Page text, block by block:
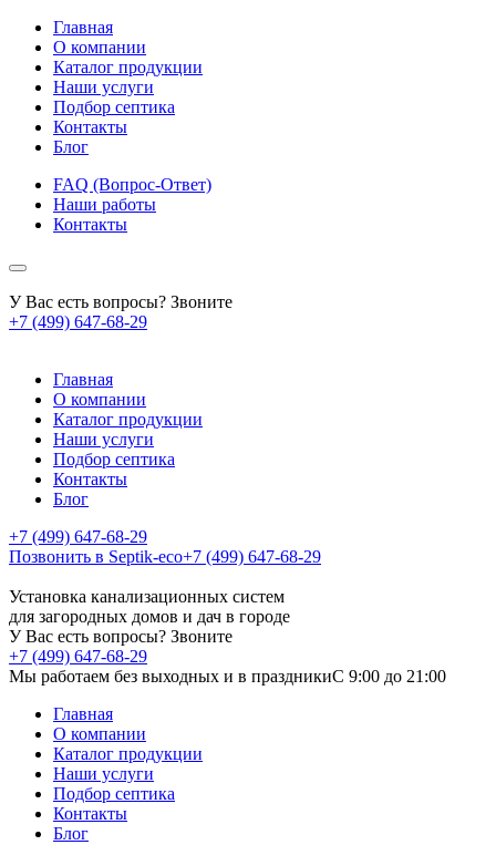
Главная
О компании
Каталог продукции
Наши услуги
Подбор септика
Контакты
Блог
FAQ (Вопрос-Ответ)
Наши работы
Контакты
У Вас есть вопросы? Звоните
+7 (499) 647-68-29
Главная
О компании
Каталог продукции
Наши услуги
Подбор септика
Контакты
Блог
+7 (499) 647-68-29
Позвонить в Septik-eco+7 (499) 647-68-29
Установка канализационных систем
для загородных домов и дач в городе
У Вас есть вопросы? Звоните
+7 (499) 647-68-29
Мы работаем без выходных и в праздникиC 9:00 до 21:00
Главная
О компании
Каталог продукции
Наши услуги
Подбор септика
Контакты
Блог